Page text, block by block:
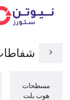
مسطحات
هوب بلت